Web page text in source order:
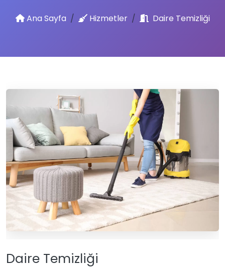
Ana Sayfa Hizmetler Daire Temizliği
Daire Temizliği